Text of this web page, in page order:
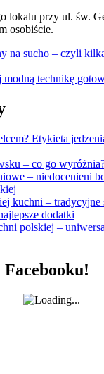
lokalu przy ul. św.
osobiście.
na sucho – czyli
technikę
Etykieta
– co go
– niedocenieni
kuchni – tradycyjne
dodatki
polskiej –